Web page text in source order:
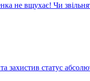
не вщухає! Чи
захистив статус